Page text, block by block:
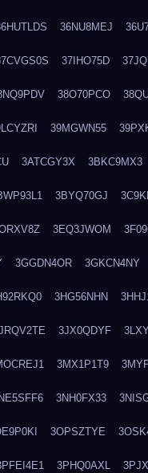
36NU8MEJ
37IHO75D
38O70PCO
39MGWN55
3ATCGY3X 3BKC9MX3
3BYQ70GJ
3EQ3JWOM
3GGDN4OR 3GKCN4NY
3HG56NHN
3JX0QDYF
3MX1P1T9
3NH0FX33
3OPSZTYE
3PHQ0AXL